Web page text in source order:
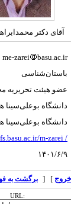
آقای دکتر
me-zarei
basu.ac.ir
باستان‌شناسی
عضو هیئت تحریریه
دانشگاه بوعلی‌سینا
دانشگاه بوعلی‌سینا
۱۴۰۱/۶/۹
] [ برگشت به
URL: